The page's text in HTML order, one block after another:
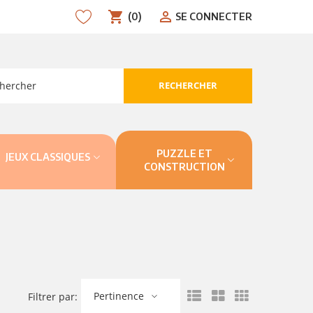
shopping_cart (0) person_outline SE CONNECTER
search
RECHERCHER
JEUX CLASSIQUES
PUZZLE ET
CONSTRUCTION
Filtrer par: Pertinence